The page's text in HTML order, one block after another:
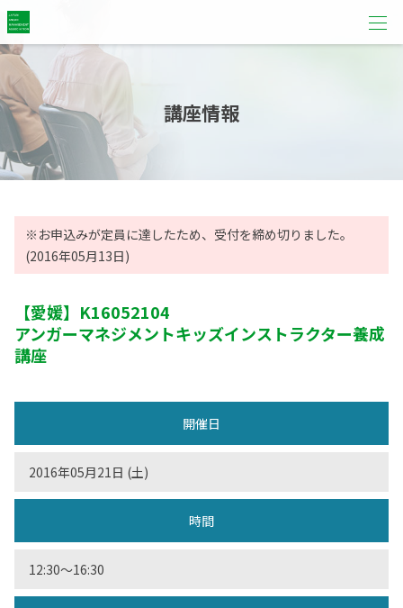
講座情報
※お申込みが定員に達したため、受付を締め切りました。
(2016年05月13日)
【愛媛】 K16052104
アンガーマネジメントキッズインストラクター養成
講座
開催日
2016年05月21日 (土)
時間
12:30〜16:30